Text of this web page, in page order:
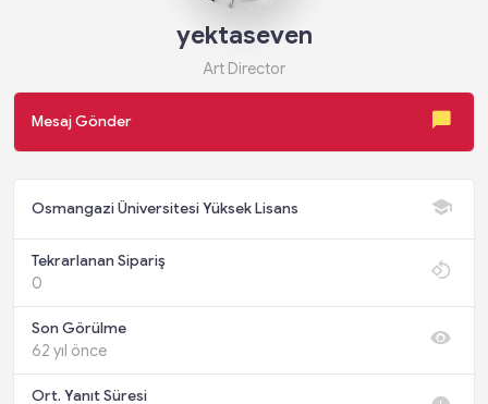
yektaseven
Art Director
Mesaj Gönder
Osmangazi Üniversitesi Yüksek Lisans
Tekrarlanan Sipariş
0
Son Görülme
62 yıl önce
Ort. Yanıt Süresi